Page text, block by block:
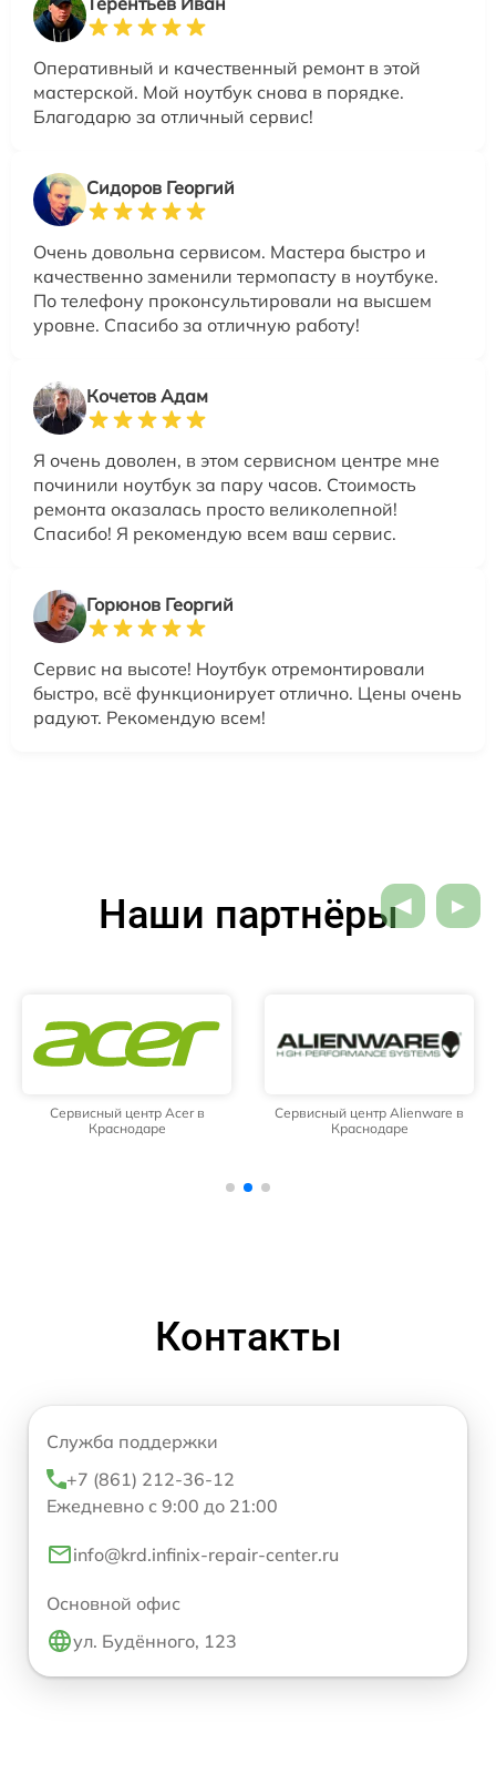
Оперативный и качественный ремонт в этой
мастерской. Мой ноутбук снова в порядке.
Благодарю за отличный сервис!
Сидоров Георгий
Очень довольна сервисом. Мастера быстро и
качественно заменили термопасту в ноутбуке.
По телефону проконсультировали на высшем
уровне. Спасибо за отличную работу!
Кочетов Адам
Я очень доволен, в этом сервисном центре мне
починили ноутбук за пару часов. Стоимость
ремонта оказалась просто великолепной!
Спасибо! Я рекомендую всем ваш сервис.
Горюнов Георгий
Сервис на высоте! Ноутбук отремонтировали
быстро, всё функционирует отлично. Цены очень
радуют. Рекомендую всем!
Наши партнёры
Сервисный центр Acer в
Краснодаре
Сервисный центр Alienware в
Краснодаре
Контакты
Служба поддержки
+7 (861) 212-36-12
Ежедневно с 9:00 до 21:00
info@krd.infinix-repair-center.ru
Основной офис
ул. Будённого, 123